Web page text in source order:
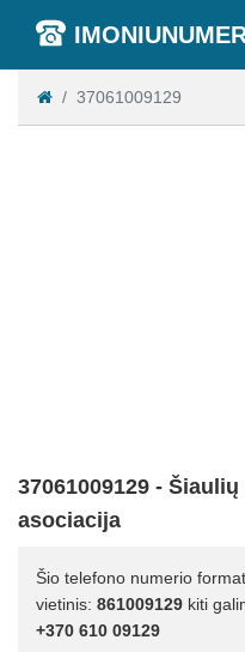
37061009129
37061009129 -
asociacija
Šio telefono numerio
vietinis: 861009129 kiti
+370 610 09129